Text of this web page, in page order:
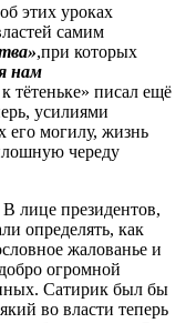
этих уроках
самим
,при которых
нам
тётеньке» писал ещё
усилиями
могилу, жизнь
череду
лице президентов,
определять, как
жалованье и
огромной
Сатирик был бы
во власти теперь